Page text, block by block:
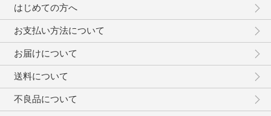
はじめての方へ
お支払い方法について
お届けについて
送料について
不良品について